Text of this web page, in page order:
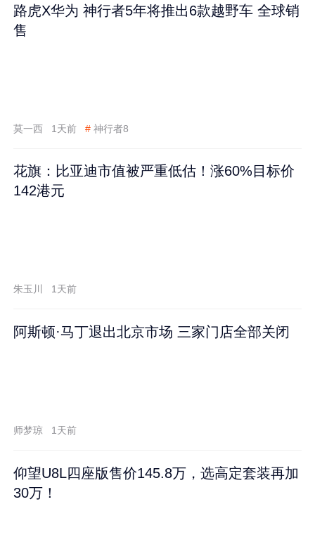
路虎X华为 神行者5年将推出6款越野车 全球销
售
莫一西 1天前 # 神行者8
花旗：比亚迪市值被严重低估！涨60%目标价
142港元
朱玉川 1天前
阿斯顿·马丁退出北京市场 三家门店全部关闭
师梦琼 1天前
仰望U8L四座版售价145.8万，选高定套装再加
30万！